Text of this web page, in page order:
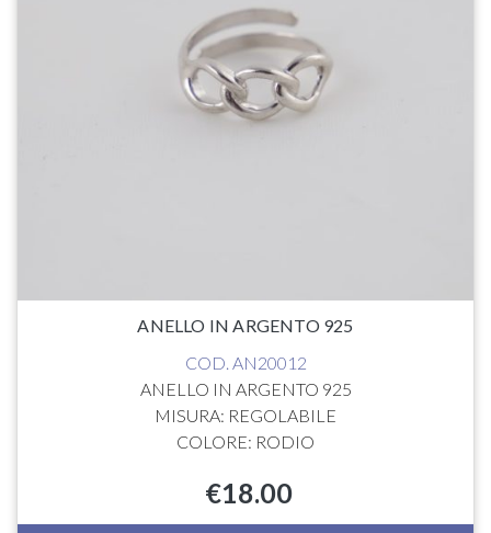
ANELLO IN ARGENTO 925
COD. AN20012
ANELLO IN ARGENTO 925
MISURA: REGOLABILE
COLORE: RODIO
€18.00